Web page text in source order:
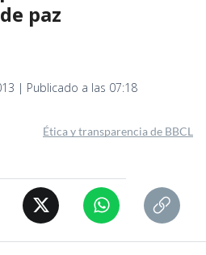
paz
| Publicado a las 07:18
Ética y transparencia de BBCL